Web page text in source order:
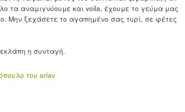
τα αναμιγνύουμε και voila, έχουμε το γεύμα μας
Μην ξεχάσετε το αγαπημένο σας τυρί, σε φέτες
η συνταγή.